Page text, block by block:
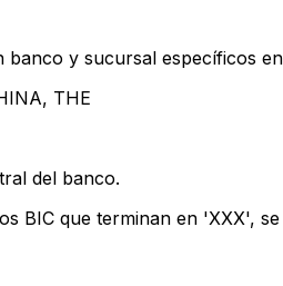
banco y sucursal específicos
THE
del banco.
BIC que terminan en 'XXX',